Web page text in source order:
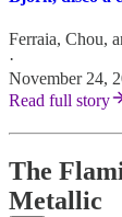
Ferraia, Chou,
·
November 24,
Read full story
The
Metallic